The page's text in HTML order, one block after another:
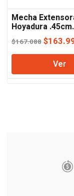
Mecha
Hoyadura
$167.088 El
precio
original
era:
$
Ver